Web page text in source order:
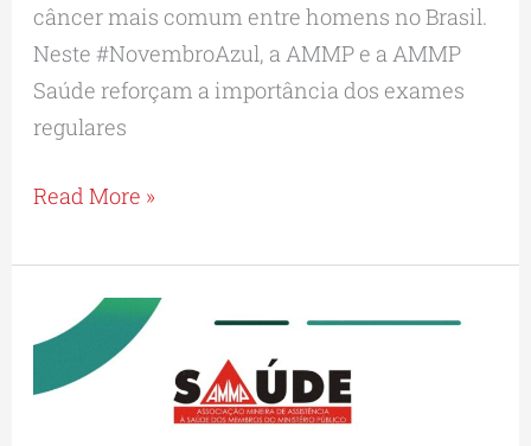
câncer mais comum entre homens no Brasil.
Neste #NovembroAzul, a AMMP e a AMMP
Saúde reforçam a importância dos exames
regulares
câncer
de
próstata
Read More »
Nova
especialidade
na